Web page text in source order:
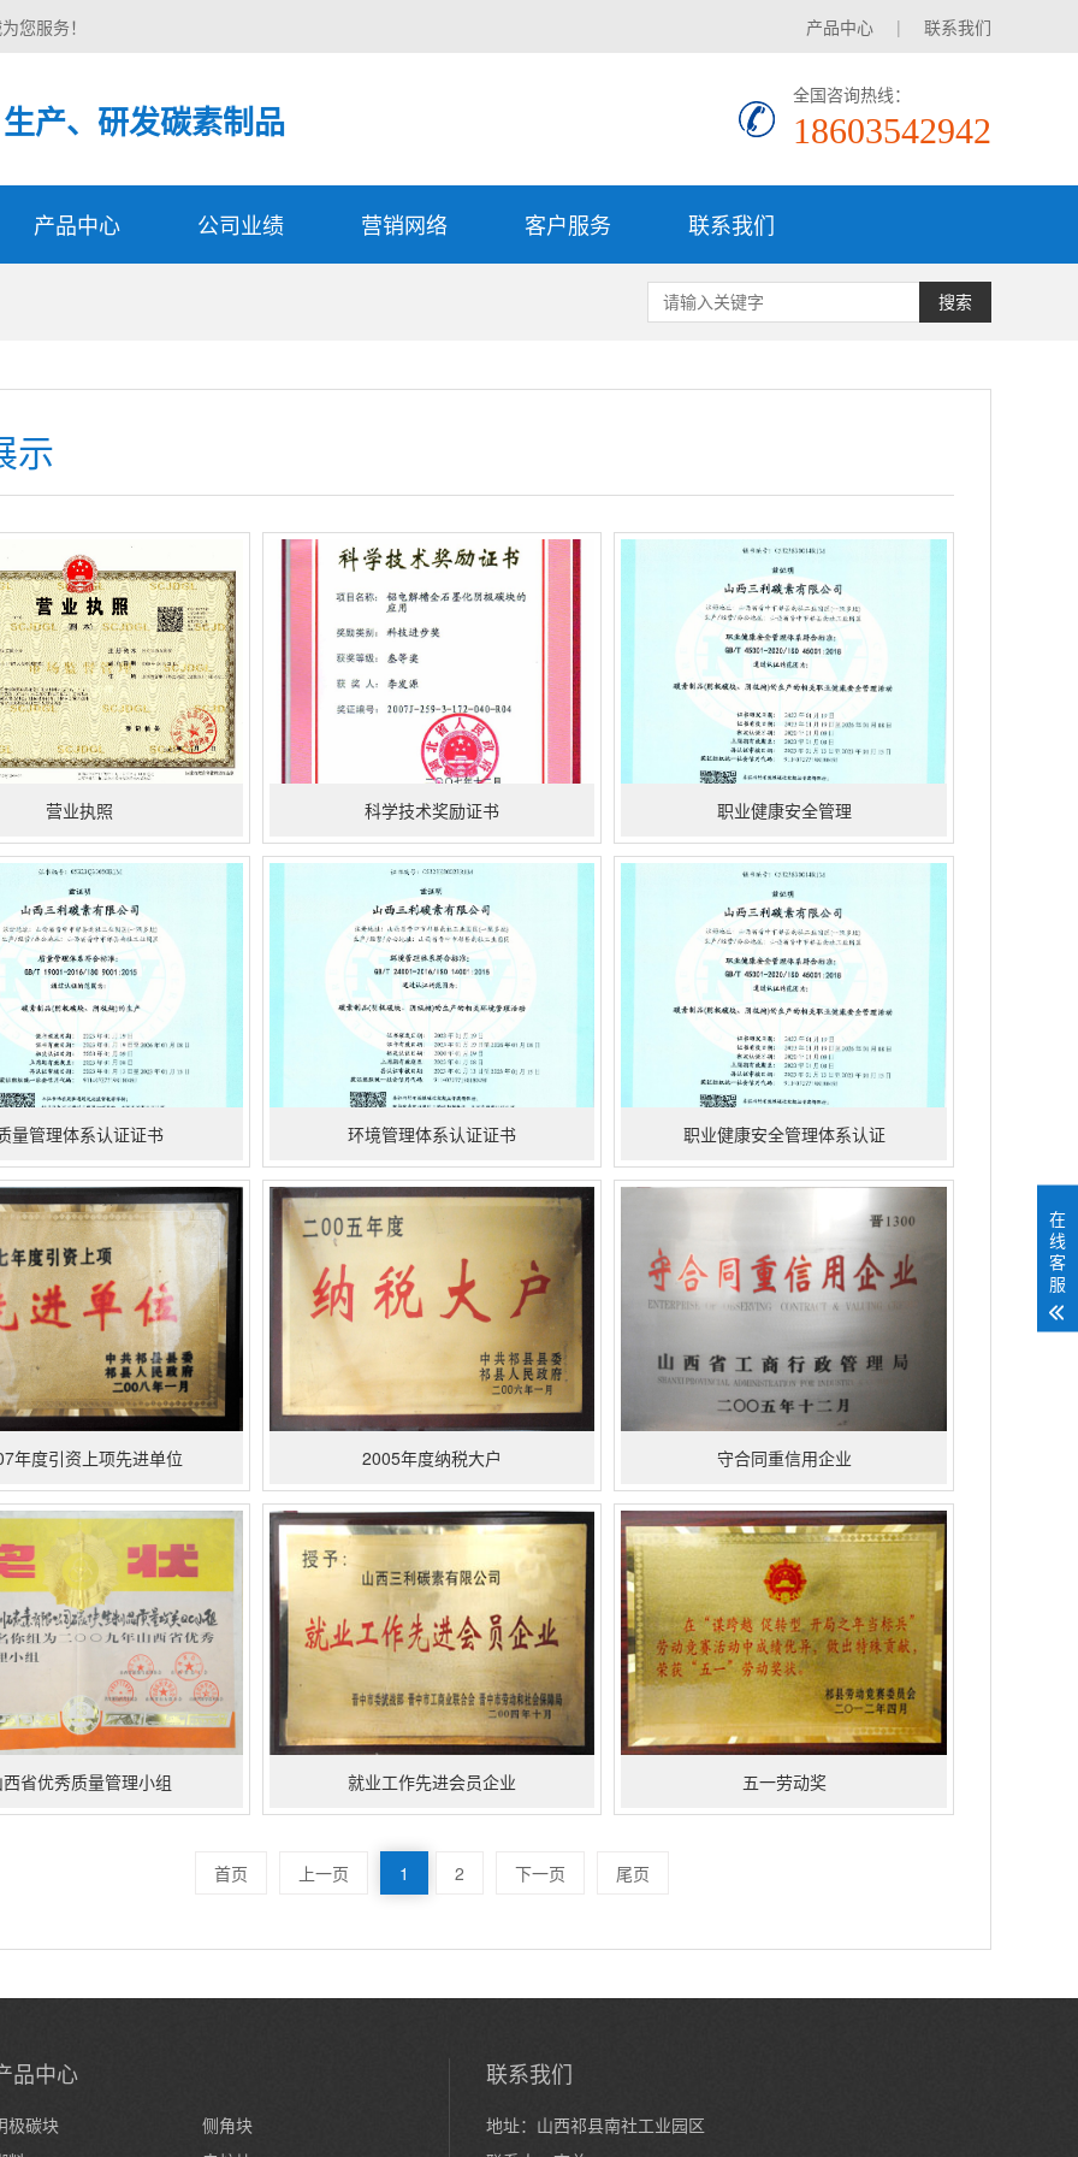
产品中心 | 联系我们
您服务！
生产、研发碳素制品
全国咨询热线：
18603542942
产品中心 公司业绩 营销网络 客户服务 联系我们
搜索
示
营业执照 科学技术奖励证书 职业健康安全管理
量管理体系认证证书 环境管理体系认证证书 职业健康安全管理体系认证
年度引资上项先进单位 2005年度纳税大户 守合同重信用企业
省优秀质量管理小组 就业工作先进会员企业 五一劳动奖
首页 上一页 1 2 下一页 尾页
品中心
极碳块
侧角块
联系我们
地址：山西祁县南社工业园区
在
线
客
服